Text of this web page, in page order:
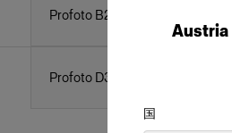
Austria
国
Profoto B20 (250Ws, 40W)
Profoto D30